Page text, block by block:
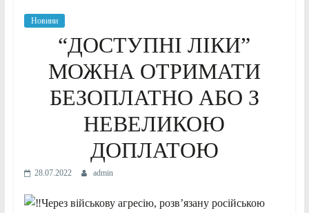
Новини
“ДОСТУПНІ ЛІКИ”
МОЖНА ОТРИМАТИ
БЕЗОПЛАТНО АБО З
НЕВЕЛИКОЮ
ДОПЛАТОЮ
28.07.2022 admin
Через військову агресію, розв’язану російською